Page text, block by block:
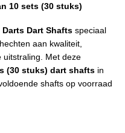
10 sets (30 stuks)
Darts Dart Shafts speciaal
aan kwaliteit,
uitstraling. Met deze
(30 stuks) dart shafts in
shafts op voorraad